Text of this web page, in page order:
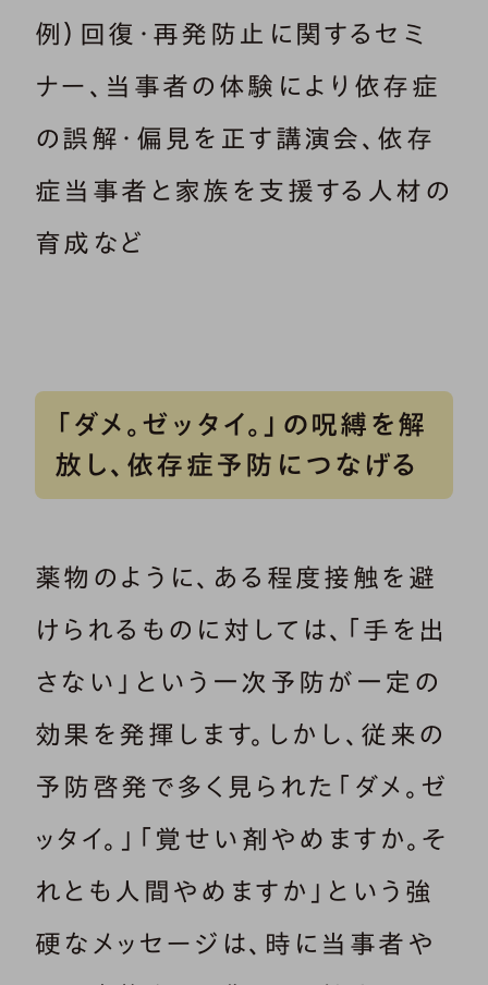
例）回復・再発防止に関するセミ
ナー、当事者の体験により依存症
の誤解・偏見を正す講演会、依存
症当事者と家族を支援する人材の
育成など
「ダメ。ゼッタイ。」の呪縛を解
放し、依存症予防につなげる
薬物のように、ある程度接触を避
けられるものに対しては、「手を出
さない」という一次予防が一定の
効果を発揮します。しかし、従来の
予防啓発で多く見られた「ダメ。ゼ
ッタイ。」「覚せい剤やめますか。そ
れとも人間やめますか」という強
硬なメッセージは、時に当事者や